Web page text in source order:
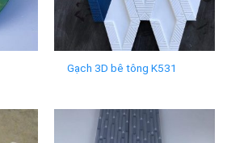
Gạch 3D bê tông K531